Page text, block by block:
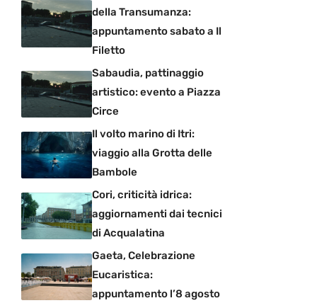
della Transumanza:
appuntamento sabato a Il
Filetto
Sabaudia, pattinaggio
artistico: evento a Piazza
Circe
Il volto marino di Itri:
viaggio alla Grotta delle
Bambole
Cori, criticità idrica:
aggiornamenti dai tecnici
di Acqualatina
Gaeta, Celebrazione
Eucaristica:
appuntamento l’8 agosto